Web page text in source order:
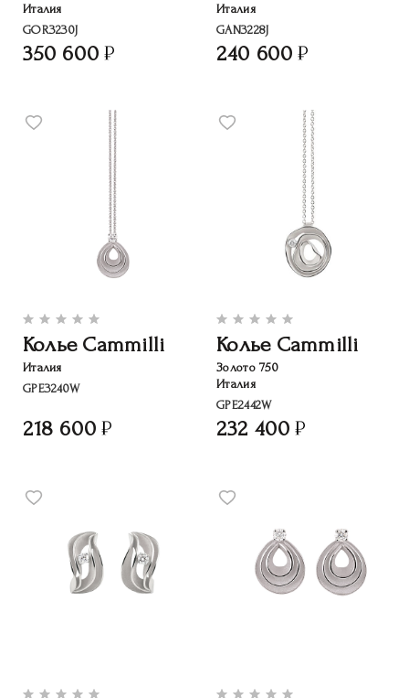
Италия
GOR3230J
350 600
Италия
GAN3228J
240 600
Колье Cammilli
Италия
GPE3240W
218 600
Колье Cammilli
Золото 750
Италия
GPE2442W
232 400